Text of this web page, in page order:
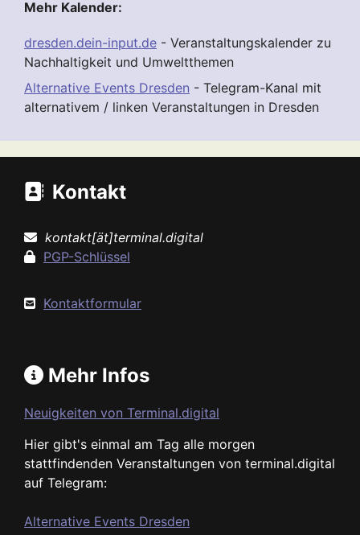
Mehr Kalender:
dresden.dein-input.de - Veranstaltungskalender zu
Nachhaltigkeit und Umweltthemen
Alternative Events Dresden - Telegram-Kanal mit
alternativem / linken Veranstaltungen in Dresden
Kontakt
kontakt[ät]terminal.digital
PGP-Schlüssel
Kontaktformular
Mehr Infos
Neuigkeiten von Terminal.digital
Hier gibt's einmal am Tag alle morgen
stattfindenden Veranstaltungen von terminal.digital
auf Telegram:
Alternative Events Dresden